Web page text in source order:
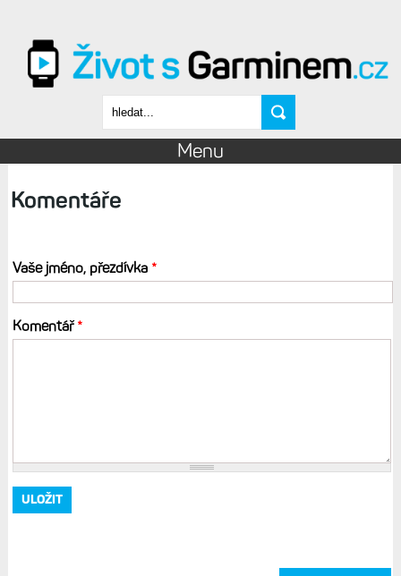
Vyhledávání
Menu
Komentáře
Vaše jméno, přezdívka *
Komentář*